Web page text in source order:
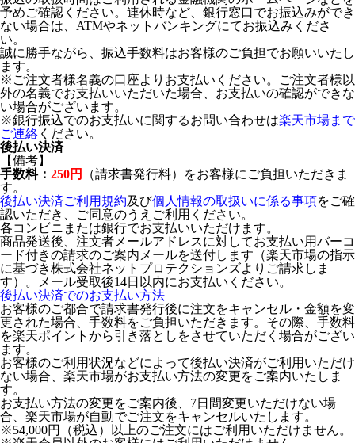
予めご確認ください。連休時など、銀行窓口でお振込みができ
ない場合は、ATMやネットバンキングにてお振込みくださ
い。
誠に勝手ながら、振込手数料はお客様のご負担でお願いいたし
ます。
※ご注文者様名義の口座よりお支払いください。ご注文者様以
外の名義でお支払いいただいた場合、お支払いの確認ができな
い場合がございます。
※銀行振込でのお支払いに関するお問い合わせは楽天市場まで
ご連絡 ください。
後払い決済
【備考】
手数料： 250円
（請求書発行料）をお客様にご負担いただきま
す。
後払い決済ご利用規約及び個人情報の取扱いに係る事項をご確
認いただき、ご同意のうえご利用ください。
各コンビニまたは銀行でお支払いいただけます。
商品発送後、注文者メールアドレスに対してお支払い用バーコ
ード付きの請求のご案内メールを送付します（楽天市場の指示
に基づき株式会社ネットプロテクションズよりご請求しま
す）。メール受取後14日以内にお支払いください。
後払い決済でのお支払い方法
お客様のご都合で請求書発行後に注文をキャンセル・金額を変
更された場合、手数料をご負担いただきます。その際、手数料
を楽天ポイントから引き落としをさせていただく場合がござい
ます。
お客様のご利用状況などによって後払い決済がご利用いただけ
ない場合、楽天市場がお支払い方法の変更をご案内いたしま
す。
お支払い方法の変更をご案内後、7日間変更いただけない場
合、楽天市場が自動でご注文をキャンセルいたします。
※54,000円（税込）以上のご注文にはご利用いただけません。